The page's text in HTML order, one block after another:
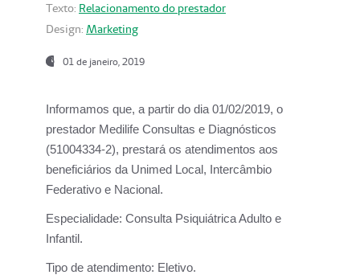
Texto: Relacionamento do prestador
Design: Marketing
01 de janeiro, 2019
Informamos que, a partir do dia 01/02/2019, o
prestador Medilife Consultas e Diagnósticos
(51004334-2), prestará os atendimentos aos
beneficiários da Unimed Local, Intercâmbio
Federativo e Nacional.
Especialidade: Consulta Psiquiátrica Adulto e
Infantil.
Tipo de atendimento: Eletivo.